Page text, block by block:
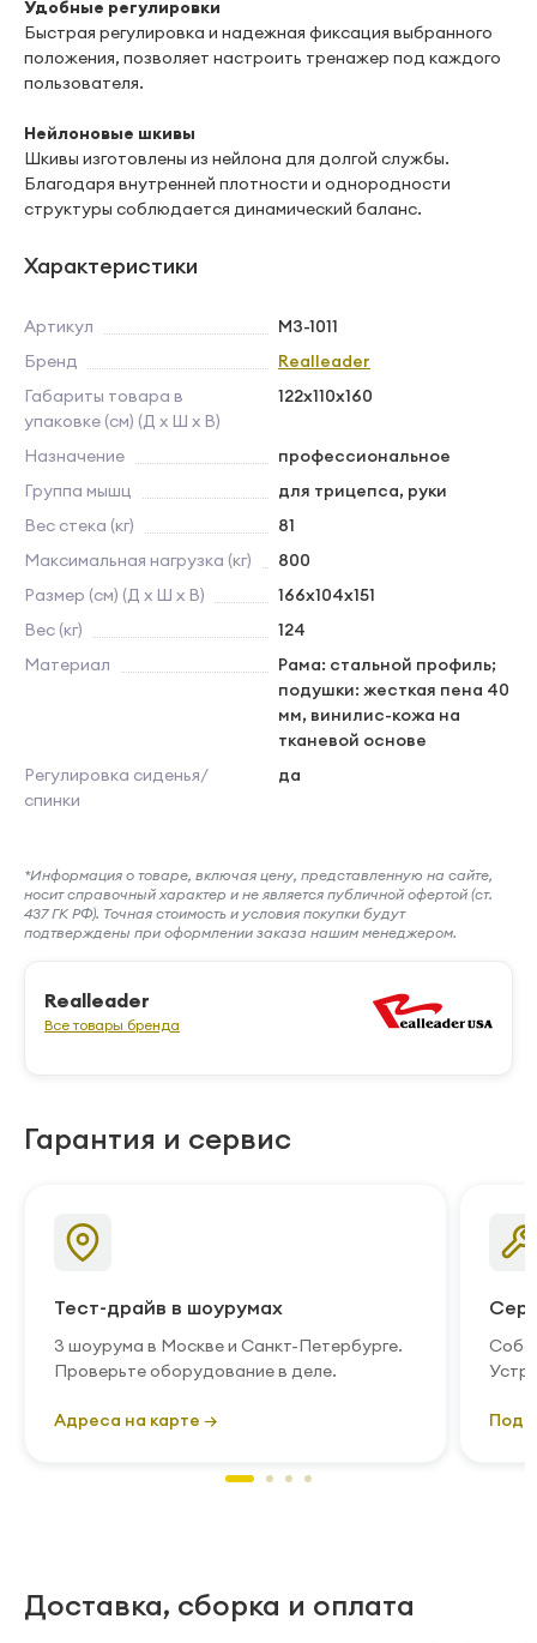
Удобные регулировки
Быстрая регулировка и надежная фиксация выбранного
положения, позволяет настроить тренажер под каждого
пользователя.
Нейлоновые шкивы
Шкивы изготовлены из нейлона для долгой службы.
Благодаря внутренней плотности и однородности
структуры соблюдается динамический баланс.
Характеристики
Артикул
M3-1011
Бренд
Realleader
Габариты товара в
упаковке (см) (Д х Ш х В)
122х110х160
Назначение
профессиональное
Группа мышц
для трицепса, руки
Вес стека (кг)
81
Максимальная нагрузка (кг)
800
Размер (см) (Д х Ш х В)
166х104х151
Вес (кг)
124
Материал
Рама: стальной профиль;
подушки: жесткая пена 40
мм, винилис-кожа на
тканевой основе
Регулировка сиденья/
спинки
да
*Информация о товаре, включая цену, представленную на сайте,
носит справочный характер и не является публичной офертой (ст.
437 ГК РФ). Точная стоимость и условия покупки будут
подтверждены при оформлении заказа нашим менеджером.
Realleader
Все товары бренда
Гарантия и сервис
Тест-драйв в шоурумах
3 шоурума в Москве и Санкт-Петербурге.
Проверьте оборудование в деле.
Адреса на карте →
Доставка, сборка и оплата